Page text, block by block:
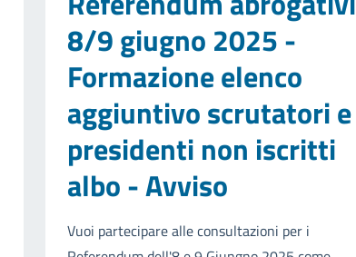
8/9 giugno 2025 -
Formazione elenco
aggiuntivo scrutatori e
presidenti non iscritti
albo - Avviso
Vuoi partecipare alle consultazioni per i